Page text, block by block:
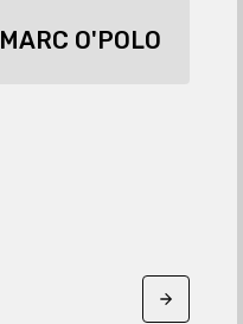
MARC O'POLO
Next slide